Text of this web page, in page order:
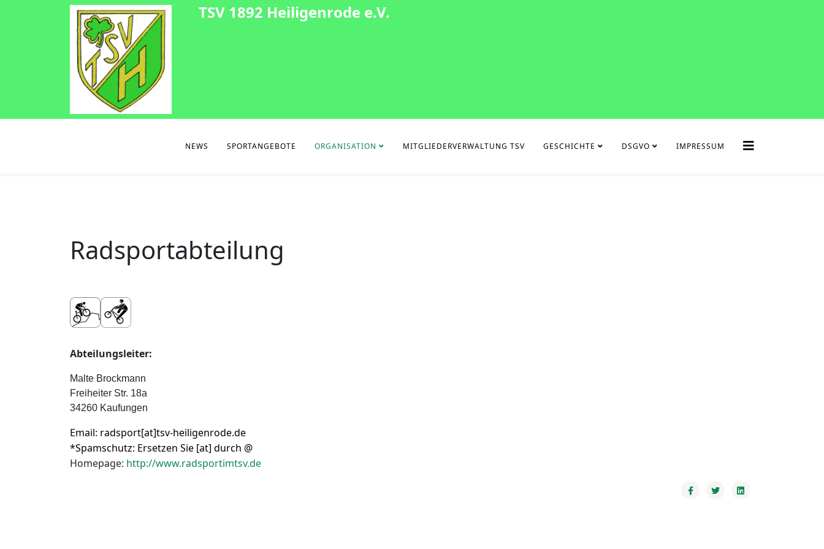
TSV 1892 Heiligenrode e.V.
NEWS SPORTANGEBOTE ORGANISATION MITGLIEDERVERWALTUNG TSV GESCHICHTE DSGVO IMPRESSUM
Radsportabteilung
Abteilungsleiter:
Malte Brockmann
Freiheiter Str. 18a
34260 Kaufungen
Email: radsport[at]tsv-heiligenrode.de
*Spamschutz: Ersetzen Sie [at] durch @
Homepage: http://www.radsportimtsv.de